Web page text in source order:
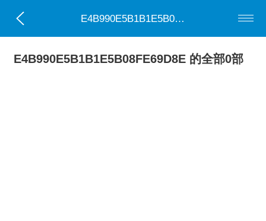
E4B990E5B1B1E5B08FE69D8E
E4B990E5B1B1E5B08FE69D8E 的全部0部